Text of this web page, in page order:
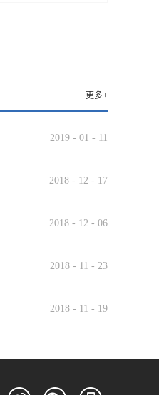
+更多+
2019 - 01 - 11
2018 - 12 - 17
2018 - 12 - 06
2018 - 11 - 23
2018 - 11 - 19